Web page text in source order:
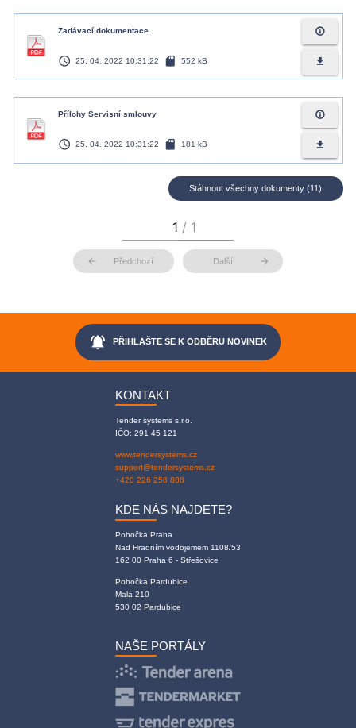
Zadávací dokumentace
access_time 25. 04. 2022 10:31:22 sd_card 552 kB
info_outline
file_download
Přílohy Servisní smlouvy
access_time 25. 04. 2022 10:31:22 sd_card 181 kB
info_outline
file_download
Stáhnout všechny dokumenty (11)
arrow_back Předchozí Další arrow_forward
notifications_active PŘIHLAŠTE SE K ODBĚRU NOVINEK
KONTAKT
Tender systems s.r.o.
IČO: 291 45 121
www.tendersystems.cz
support@tendersystems.cz
+420 226 258 888
KDE NÁS NAJDETE?
Pobočka Praha
Nad Hradním vodojemem 1108/53
162 00 Praha 6 - Střešovice
Pobočka Pardubice
Malá 210
530 02 Pardubice
NAŠE PORTÁLY